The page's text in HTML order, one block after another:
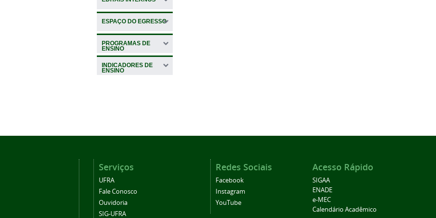
ESPAÇO DO EGRESSO
PROGRAMAS DE
ENSINO
INDICADORES DE
ENSINO
Serviços
UFRA
Fale Conosco
Ouvidoria
SIG-UFRA
Redes Sociais
Facebook
Instagram
YouTube
Acesso Rápido
SIGAA
ENADE
e-MEC
Calendário Acadêmico